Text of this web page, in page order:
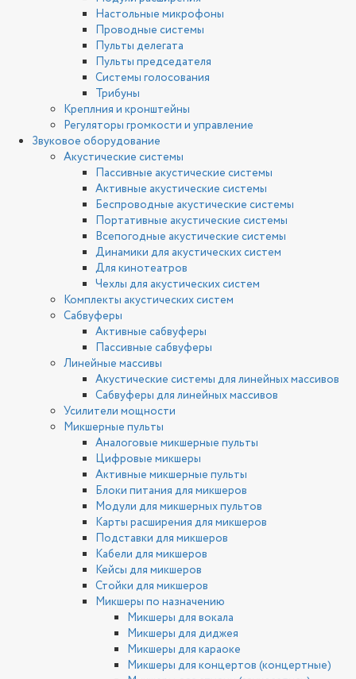
Настольные микрофоны
Проводные системы
Пульты делегата
Пульты председателя
Системы голосования
Трибуны
Креплния и кронштейны
Регуляторы громкости и управление
Звуковое оборудование
Акустические системы
Пассивные акустические системы
Активные акустические системы
Беспроводные акустические системы
Портативные акустические системы
Всепогодные акустические системы
Динамики для акустических систем
Для кинотеатров
Чехлы для акустических систем
Комплекты акустических систем
Сабвуферы
Активные сабвуферы
Пассивные сабвуферы
Линейные массивы
Акустические системы для линейных массивов
Сабвуферы для линейных массивов
Усилители мощности
Микшерные пульты
Аналоговые микшерные пульты
Цифровые микшеры
Активные микшерные пульты
Блоки питания для микшеров
Модули для микшерных пультов
Карты расширения для микшеров
Подставки для микшеров
Кабели для микшеров
Кейсы для микшеров
Стойки для микшеров
Микшеры по назначению
Микшеры для вокала
Микшеры для диджея
Микшеры для караоке
Микшеры для концертов (концертные)